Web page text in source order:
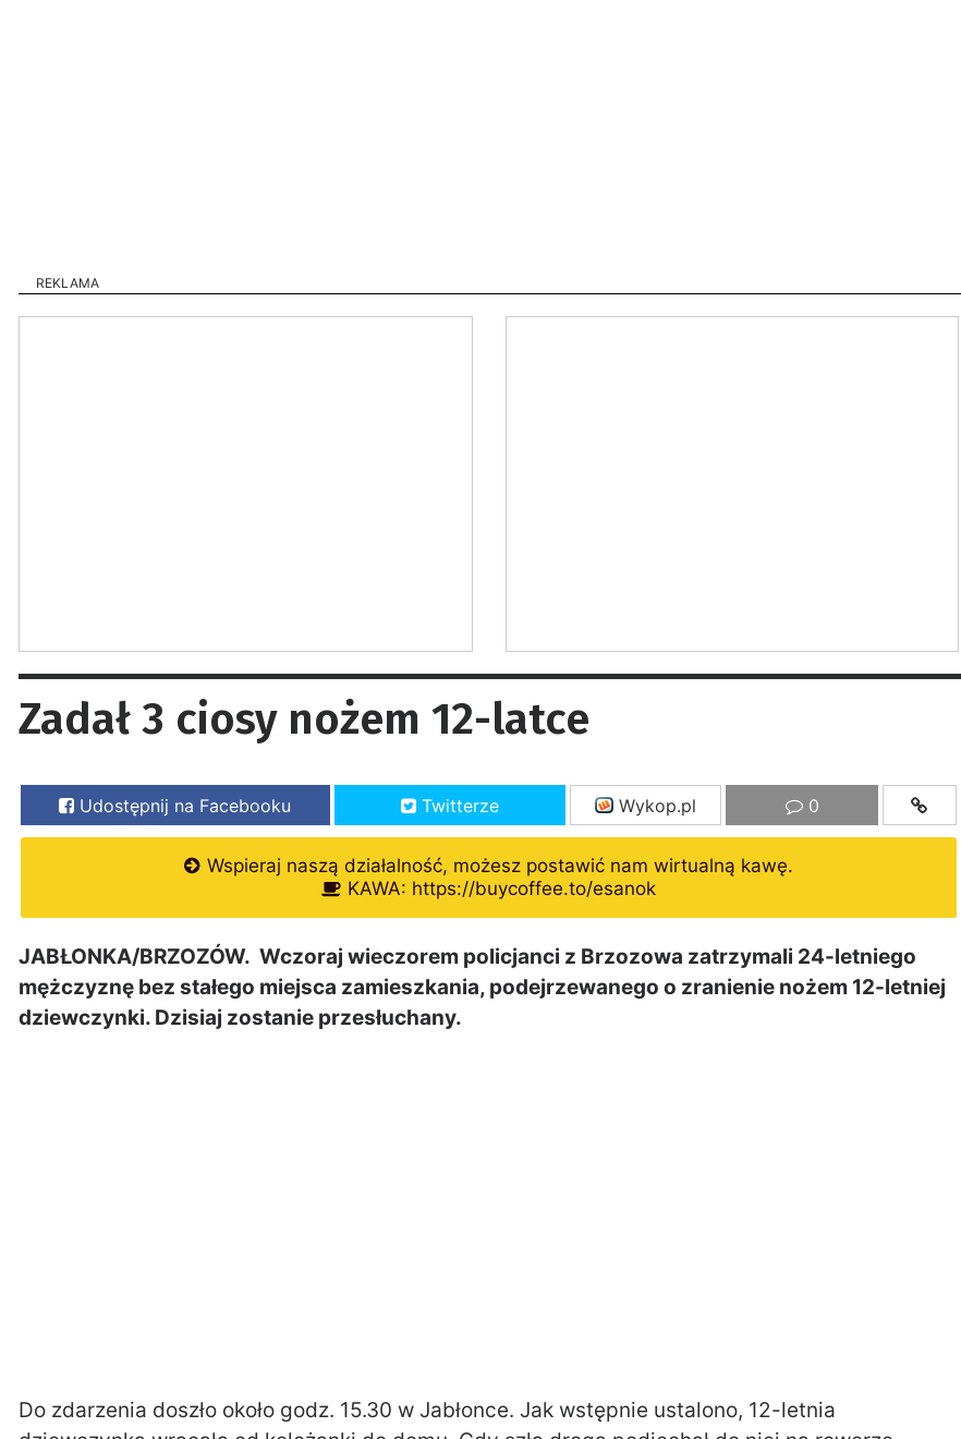
REKLAMA
Zadał 3 ciosy nożem 12-latce
Udostępnij na Facebooku Twitterze Wykop.pl 0
Wspieraj naszą działalność, możesz postawić nam wirtualną kawę.
KAWA: https://buycoffee.to/esanok
JABŁONKA/BRZOZÓW. Wczoraj wieczorem policjanci z Brzozowa zatrzymali 24-letniego
mężczyznę bez stałego miejsca zamieszkania, podejrzewanego o zranienie nożem 12-letniej
dziewczynki. Dzisiaj zostanie przesłuchany.
Do zdarzenia doszło około godz. 15.30 w Jabłonce. Jak wstępnie ustalono, 12-letnia